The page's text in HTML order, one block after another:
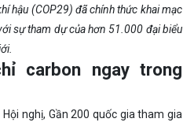
hậu (COP29) đã chính thức khai mạc
sự tham dự của hơn 51.000 đại biểu
carbon ngay trong
nghị, Gần 200 quốc gia tham gia